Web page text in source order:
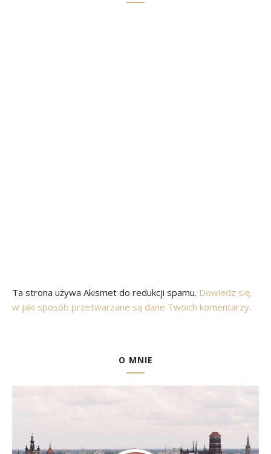
Ta strona używa Akismet do redukcji spamu. Dowiedz się,
w jaki sposób przetwarzane są dane Twoich komentarzy.
O MNIE